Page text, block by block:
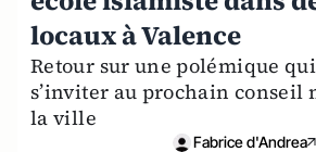
locaux à Valence
Retour sur une polémique
s’inviter au prochain conseil
la ville
Fabrice d'Andrea